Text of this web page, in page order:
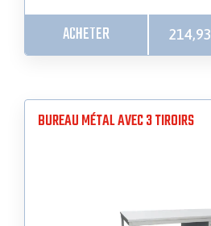
ACHETER 214,93
BUREAU MÉTAL AVEC 3 TIROIRS